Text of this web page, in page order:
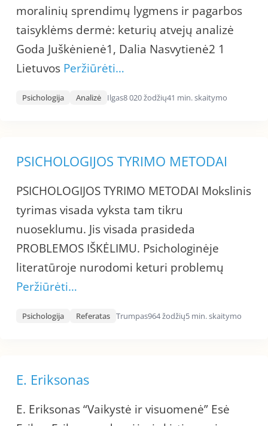
moralinių sprendimų lygmens ir pagarbos
taisyklėms dermė: keturių atvejų analizė
Goda Juškėnienė1, Dalia Nasvytienė2 1
Lietuvos Peržiūrėti…
Psichologija Analizė Ilgas8 020 žodžių41 min. skaitymo
PSICHOLOGIJOS TYRIMO METODAI
PSICHOLOGIJOS TYRIMO METODAI Mokslinis
tyrimas visada vyksta tam tikru
nuoseklumu. Jis visada prasideda
PROBLEMOS IŠKĖLIMU. Psichologinėje
literatūroje nurodomi keturi problemų
Peržiūrėti…
Psichologija Referatas Trumpas964 žodžių5 min. skaitymo
E. Eriksonas
E. Eriksonas “Vaikystė ir visuomenė” Esė